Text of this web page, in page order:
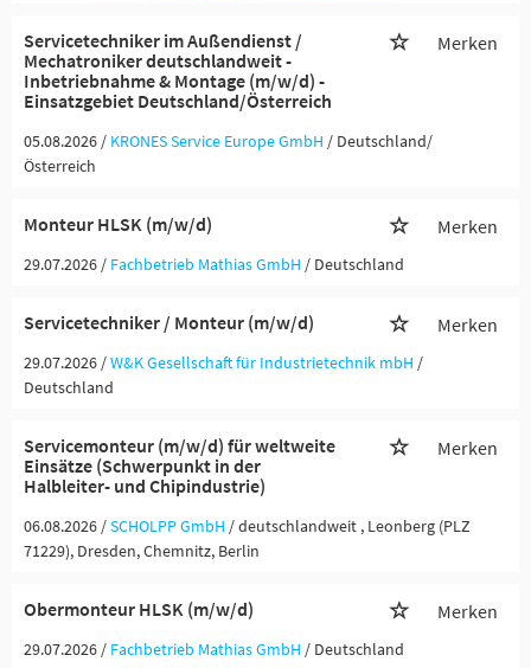
Servicetechniker im Außendienst /
Mechatroniker deutschlandweit -
Inbetriebnahme & Montage (m/w/d) -
Einsatzgebiet Deutschland/Österreich
Merken
05.08.2026 / KRONES Service Europe GmbH / Deutschland/
Österreich
Monteur HLSK (m/w/d) Merken
29.07.2026 / Fachbetrieb Mathias GmbH / Deutschland
Servicetechniker / Monteur (m/w/d) Merken
29.07.2026 /W&K Gesellschaft für Industrietechnik mbH /
Deutschland
Servicemonteur (m/w/d) für weltweite
Einsätze (Schwerpunkt in der
Halbleiter- und Chipindustrie)
Merken
06.08.2026 /SCHOLPP GmbH / deutschlandweit , Leonberg (PLZ
71229), Dresden, Chemnitz, Berlin
Obermonteur HLSK (m/w/d) Merken
29.07.2026 / Fachbetrieb Mathias GmbH / Deutschland